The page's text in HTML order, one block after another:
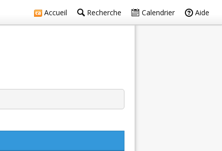
Accueil Recherche Calendrier Aide